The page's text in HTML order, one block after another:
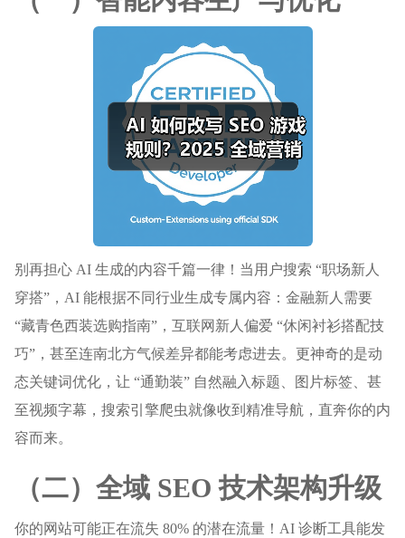
别再担心 AI 生成的内容千篇一律！当用户搜索 “职场新人
穿搭”，AI 能根据不同行业生成专属内容：金融新人需要
“藏青色西装选购指南”，互联网新人偏爱 “休闲衬衫搭配技
巧”，甚至连南北方气候差异都能考虑进去。更神奇的是动
态关键词优化，让 “通勤装” 自然融入标题、图片标签、甚
至视频字幕，搜索引擎爬虫就像收到精准导航，直奔你的内
容而来。
（二）全域 SEO 技术架构升级
你的网站可能正在流失 80% 的潜在流量！AI 诊断工具能发